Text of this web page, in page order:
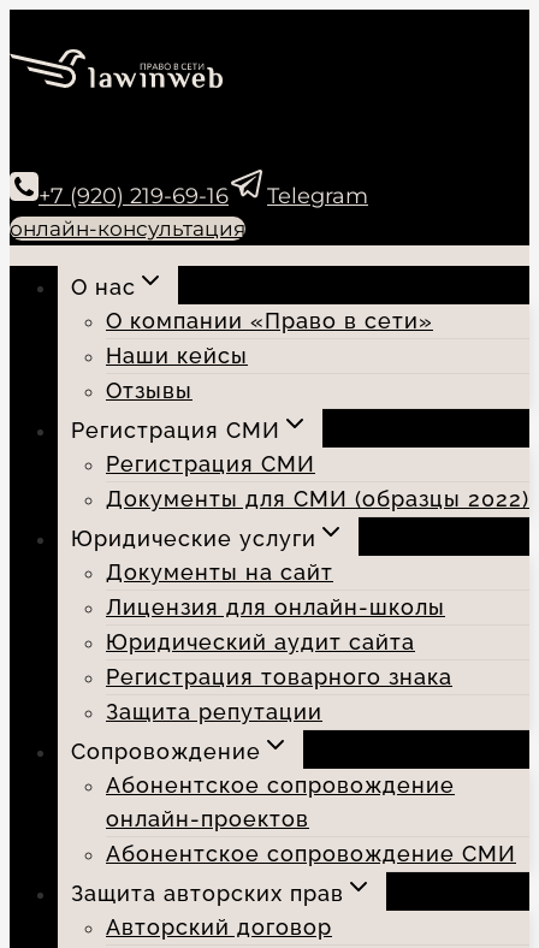
к
содержимому
+7 (920) 219-69-16 Telegram
онлайн-консультация
О нас
О компании «Право в сети»
Наши кейсы
Отзывы
Регистрация СМИ
Регистрация СМИ
Документы для СМИ (образцы 2022)
Юридические услуги
Документы на сайт
Лицензия для онлайн-школы
Юридический аудит сайта
Регистрация товарного знака
Защита репутации
Сопровождение
Абонентское сопровождение
онлайн-проектов
Абонентское сопровождение СМИ
Защита авторских прав
Авторский договор